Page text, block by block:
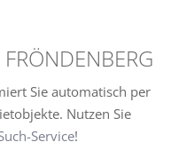
Sie automatisch per
Nutzen Sie
Service!